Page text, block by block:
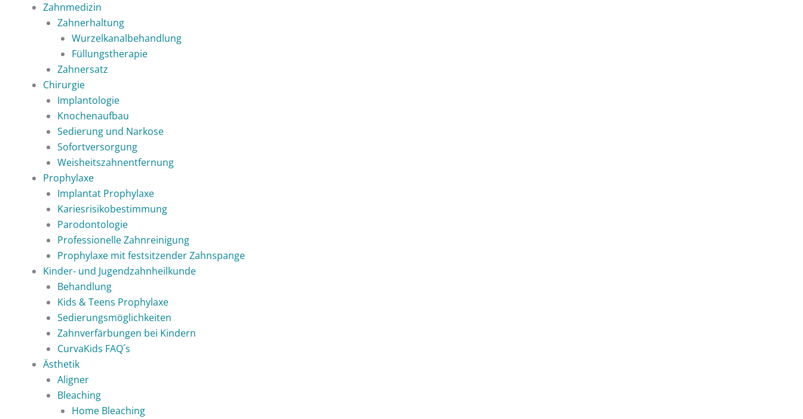
Zahnmedizin
Zahnerhaltung
Wurzelkanalbehandlung
Füllungstherapie
Zahnersatz
Chirurgie
Implantologie
Knochenaufbau
Sedierung und Narkose
Sofortversorgung
Weisheitszahnentfernung
Prophylaxe
Implantat Prophylaxe
Kariesrisikobestimmung
Parodontologie
Professionelle Zahnreinigung
Prophylaxe mit festsitzender Zahnspange
Kinder- und Jugendzahnheilkunde
Behandlung
Kids & Teens Prophylaxe
Sedierungsmöglichkeiten
Zahnverfärbungen bei Kindern
CurvaKids FAQ´s
Ästhetik
Aligner
Bleaching
Home Bleaching